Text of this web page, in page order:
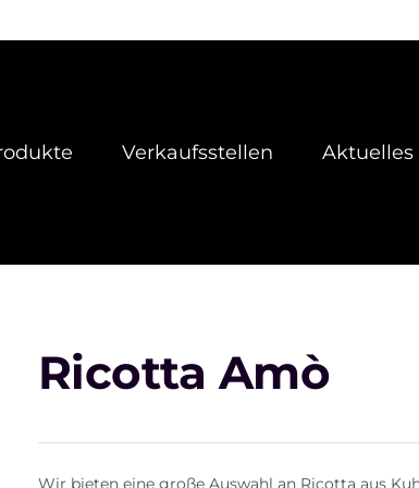
Verkaufsstellen Aktuelles
Ricotta Amò
Wir bieten eine große Auswahl an Ricotta aus